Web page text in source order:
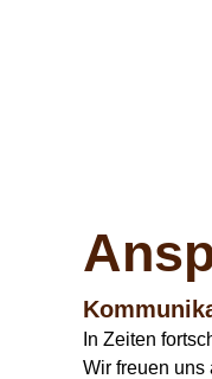
In Zeiten
Wir freuen uns